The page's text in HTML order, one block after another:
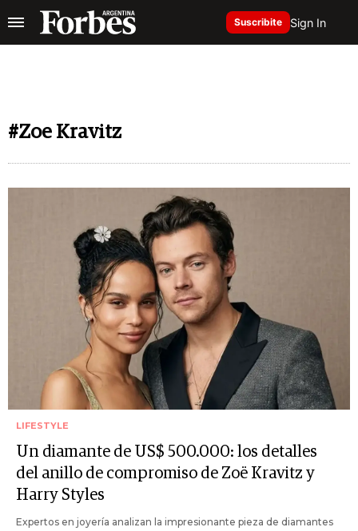
Suscribite Sign In
#Zoe Kravitz
LIFESTYLE
Un diamante de US$ 500.000: los detalles
del anillo de compromiso de Zoë Kravitz y
Harry Styles
Expertos en joyería analizan la impresionante pieza de diamantes